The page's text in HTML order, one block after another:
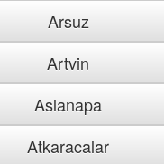
Arsuz
Artvin
Aslanapa
Atkaracalar